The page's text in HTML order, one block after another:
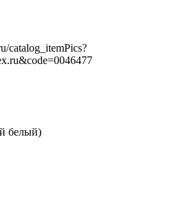
catalog_itemPics?
белый)